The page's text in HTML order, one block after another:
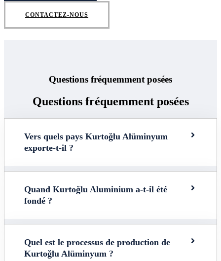
CONTACTEZ-NOUS
Questions fréquemment posées
Questions fréquemment posées
Vers quels pays Kurtoğlu Alüminyum
exporte-t-il ?
Quand Kurtoğlu Aluminium a-t-il été
fondé ?
Quel est le processus de production de
Kurtoğlu Alüminyum ?